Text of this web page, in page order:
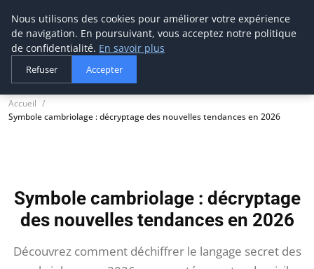
tournevis
malin
L'outil de l'aventurier
Accueil
Symbole cambriolage : décryptage des nouvelles tendances en 2026
Symbole cambriolage : décryptage
des nouvelles tendances en 2026
Découvrez comment déchiffrer le langage secret des
Nous utilisons des cookies pour améliorer votre expérience
de navigation. En poursuivant, vous acceptez notre politique
de confidentialité. En savoir plus
Refuser Accepter